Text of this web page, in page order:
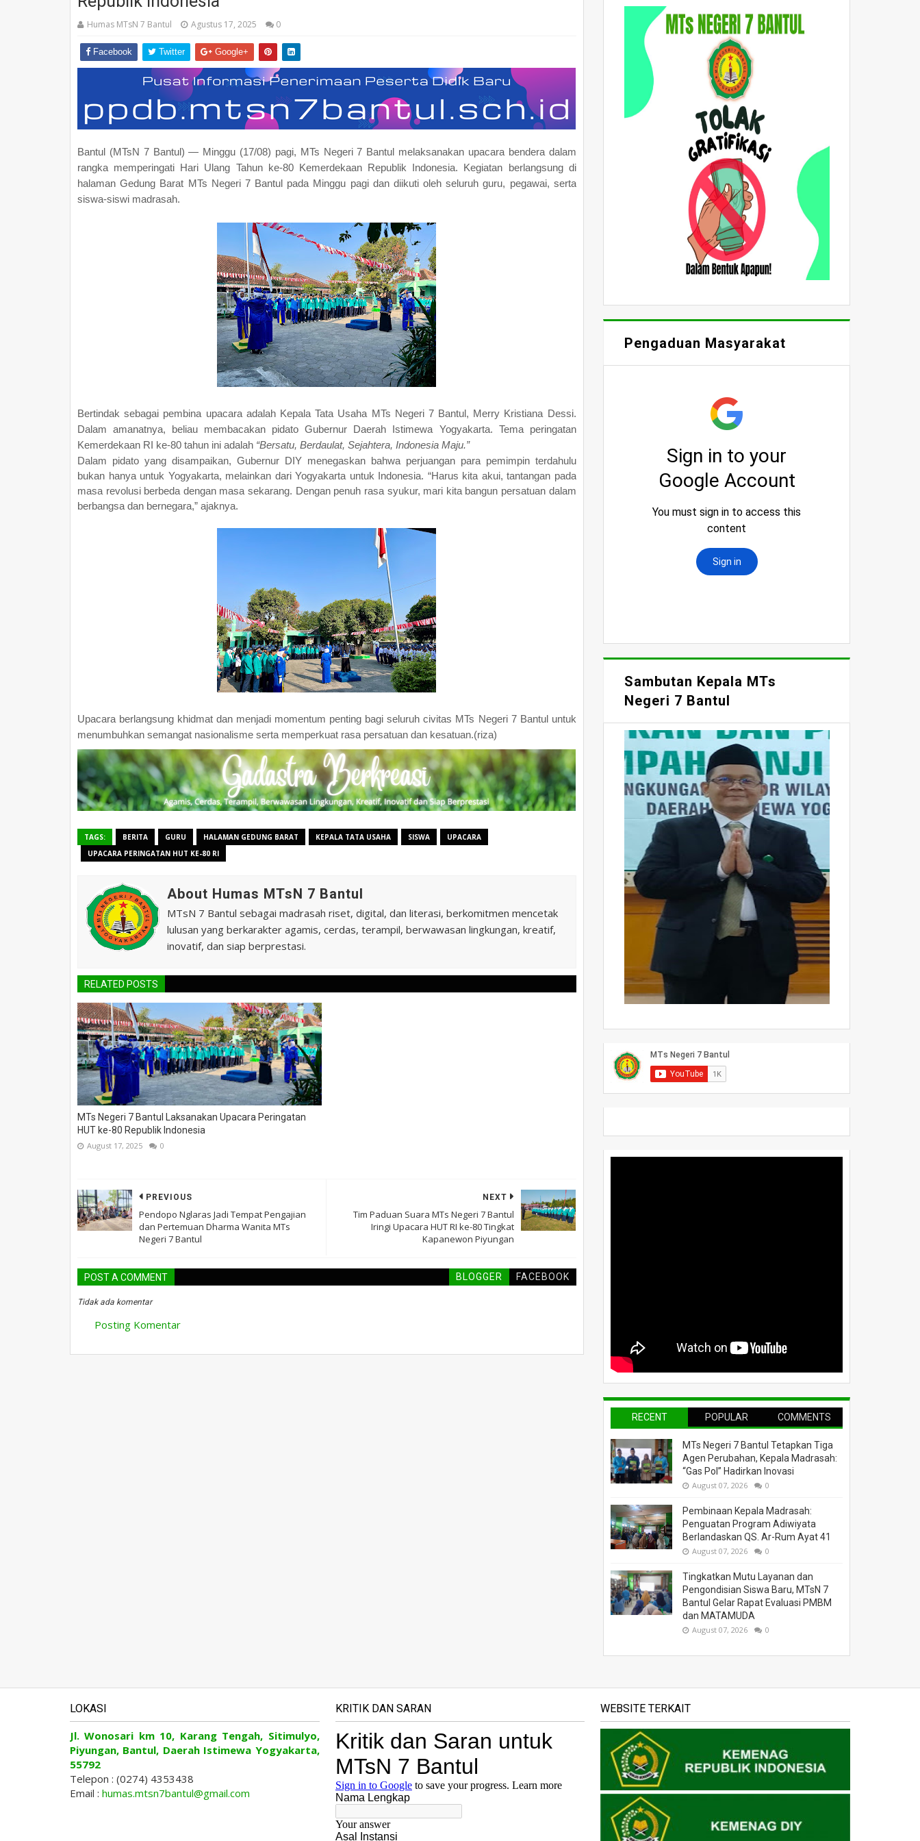
Humas MTsN 7 Bantul Agustus 17, 2025 0
Facebook Twitter Google+
Bantul (MTsN 7 Bantul) — Minggu (17/08) pagi, MTs Negeri 7 Bantul melaksanakan upacara bendera dalam
rangka memperingati Hari Ulang Tahun ke-80 Kemerdekaan Republik Indonesia. Kegiatan berlangsung di
halaman Gedung Barat MTs Negeri 7 Bantul pada Minggu pagi dan diikuti oleh seluruh guru, pegawai, serta
siswa-siswi madrasah.
Bertindak sebagai pembina upacara adalah Kepala Tata Usaha MTs Negeri 7 Bantul, Merry Kristiana Dessi.
Dalam amanatnya, beliau membacakan pidato Gubernur Daerah Istimewa Yogyakarta. Tema peringatan
Kemerdekaan RI ke-80 tahun ini adalah “Bersatu, Berdaulat, Sejahtera, Indonesia Maju.”
Dalam pidato yang disampaikan, Gubernur DIY menegaskan bahwa perjuangan para pemimpin terdahulu
bukan hanya untuk Yogyakarta, melainkan dari Yogyakarta untuk Indonesia. “Harus kita akui, tantangan pada
masa revolusi berbeda dengan masa sekarang. Dengan penuh rasa syukur, mari kita bangun persatuan dalam
berbangsa dan bernegara,” ajaknya.
Upacara berlangsung khidmat dan menjadi momentum penting bagi seluruh civitas MTs Negeri 7 Bantul untuk
menumbuhkan semangat nasionalisme serta memperkuat rasa persatuan dan kesatuan.(riza)
TAGS: BERITA GURU HALAMAN GEDUNG BARAT KEPALA TATA USAHA SISWA
UPACARA
UPACARA PERINGATAN HUT KE-80 RI
About Humas MTsN 7 Bantul
MTsN 7 Bantul sebagai madrasah riset, digital, dan literasi, berkomitmen mencetak
lulusan yang berkarakter agamis, cerdas, terampil, berwawasan lingkungan, kreatif,
inovatif, dan siap berprestasi.
RELATED POSTS
MTs Negeri 7 Bantul Laksanakan Upacara Peringatan
HUT ke-80 Republik Indonesia
August 17, 2025 0
NEXT
Tim Paduan Suara MTs Negeri 7 Bantul
Iringi Upacara HUT RI ke-80 Tingkat
Kapanewon Piyungan
PREVIOUS
Pendopo Nglaras Jadi Tempat Pengajian
dan Pertemuan Dharma Wanita MTs
Negeri 7 Bantul
POST A COMMENT BLOGGER FACEBOOK
Tidak ada komentar
Posting Komentar
Pengaduan Masyarakat
Sambutan Kepala MTs
Negeri 7 Bantul
RECENT POPULAR COMMENTS
MTs Negeri 7 Bantul Tetapkan Tiga
Agen Perubahan, Kepala Madrasah:
“Gas Pol” Hadirkan Inovasi
August 07, 2026 0
Pembinaan Kepala Madrasah:
Penguatan Program Adiwiyata
Berlandaskan QS. Ar-Rum Ayat 41
August 07, 2026 0
Tingkatkan Mutu Layanan dan
Pengondisian Siswa Baru, MTsN 7
Bantul Gelar Rapat Evaluasi PMBM
dan MATAMUDA
August 07, 2026 0
LOKASI
Jl. Wonosari km 10, Karang Tengah, Sitimulyo,
Piyungan, Bantul, Daerah Istimewa Yogyakarta,
55792
Telepon : (0274) 4353438
Email : humas.mtsn7bantul@gmail.com
KRITIK DAN SARAN WEBSITE TERKAIT